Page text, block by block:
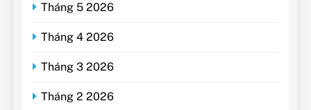
Tháng 5 2026
Tháng 4 2026
Tháng 3 2026
Tháng 2 2026